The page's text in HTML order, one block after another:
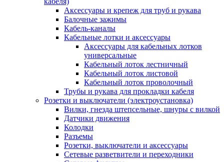
Аксессуары и крепеж для труб и рукава
Балочные зажимы
Кабель-каналы
Кабельные лотки и аксессуары
Аксессуары для кабельных лотков
универсальные
Кабельный лоток лестничный
Кабельный лоток листовой
Кабельный лоток проволочный
Трубы и рукава для прокладки кабеля
Розетки и выключатели (электроустановка)
Вилки, гнезда штепсельные, шнуры с вилкой
Датчики движения
Колодки
Разъемы
Розетки, выключатели и аксессуары
Сетевые разветвители и переходники